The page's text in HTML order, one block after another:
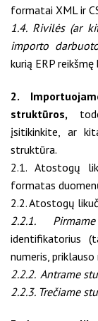
formatai XML ir
1.4. Rivilės (ar
importo
kurią ERP
2.
struktūros,
įsitikinkite, ar
struktūra.
2.1. Atostogų
formatas
2.2. Atostogų
2.2.1.
identifikatorius
numeris,
2.2.2. Antrame
2.2.3. Trečiame